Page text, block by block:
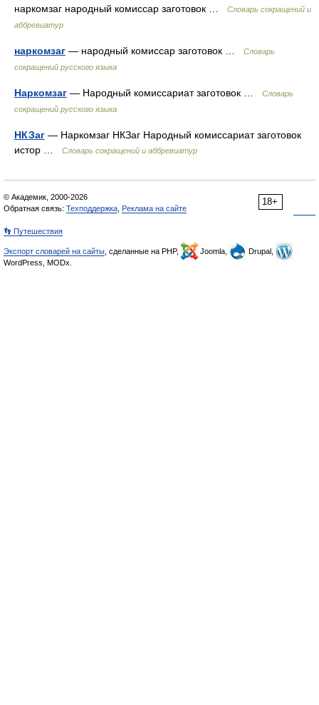
наркомзаг народный комиссар заготовок …
Словарь сокращений и
аббревиатур
наркомзаг — народный комиссар заготовок …
Словарь
сокращений русского языка
Наркомзаг — Народный комиссариат заготовок …
Словарь
сокращений русского языка
НКЗаг — Наркомзаг НКЗаг Народный комиссариат заготовок
истор …
Словарь сокращений и аббревиатур
18+
© Академик, 2000-2026
Обратная связь: Техподдержка Реклама на сайте
👣 Путешествия
Экспорт словарей на сайты , сделанные на PHP, Joomla,
Drupal,
WordPress, MODx.